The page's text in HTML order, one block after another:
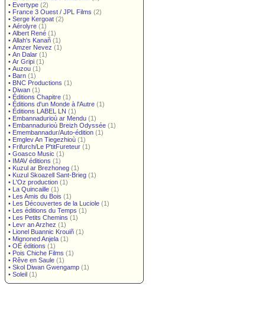
• Evertype (2)
• France 3 Ouest / JPL Films (2)
• Serge Kergoat (2)
• Aérolyre (1)
• Albert René (1)
• Allah's Kanañ (1)
• Amzer Nevez (1)
• An Dalar (1)
• Ar Gripi (1)
• Auzou (1)
• Barn (1)
• BNC Productions (1)
• Diwan (1)
• Éditions Chapitre (1)
• Éditions d'un Monde à l'Autre (1)
• Éditions LABEL LN (1)
• Embannadurioù ar Mendu (1)
• Embannadurioù Breizh Odyssée (1)
• Emembannadur/Auto-édition (1)
• Emglev An Tiegezhioù (1)
• Frifurch/Le P'titFureteur (1)
• Goasco Music (1)
• IMAV éditions (1)
• Kuzul ar Brezhoneg (1)
• Kuzul Skoazell Sant-Brieg (1)
• L'Oz production (1)
• La Quincaille (1)
• Les Amis du Bois (1)
• Les Découvertes de la Luciole (1)
• Les éditions du Temps (1)
• Les Petits Chemins (1)
• Levr an Arzhez (1)
• Lionel Buannic Krouiñ (1)
• Mignoned Anjela (1)
• OE éditions (1)
• Pois Chiche Films (1)
• Rêve en Saule (1)
• Skol Diwan Gwengamp (1)
• Soleil (1)